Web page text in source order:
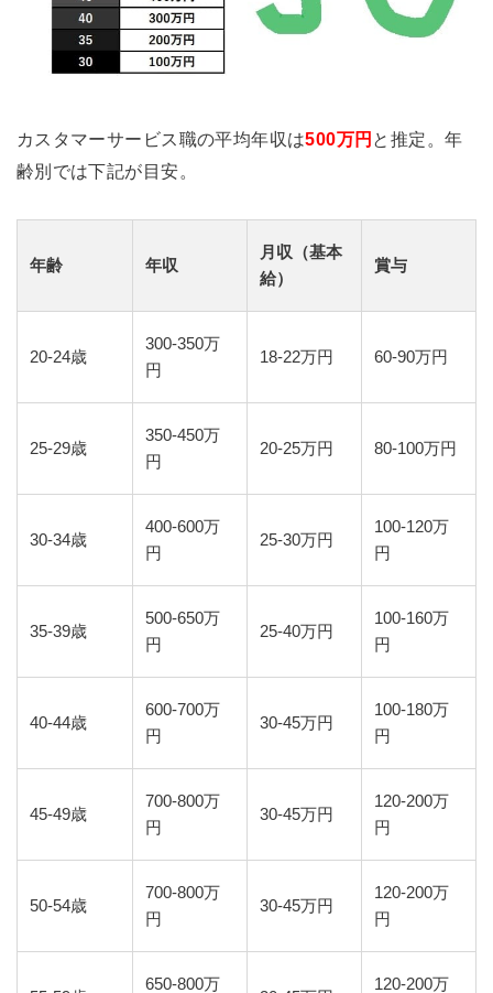
カスタマーサービス職の平均年収は500万円 と推定。年
齢別では下記が目安。
年齢 年収
月収（基本
給）
賞与
20-24歳
300-350万
円
18-22万円 60-90万円
25-29歳
350-450万
円
20-25万円 80-100万円
30-34歳
400-600万
円
25-30万円
100-120万
円
35-39歳
500-650万
円
25-40万円
100-160万
円
40-44歳
600-700万
円
30-45万円
100-180万
円
45-49歳
700-800万
円
30-45万円
120-200万
円
50-54歳
700-800万
円
30-45万円
120-200万
円
650-800万
120-200万